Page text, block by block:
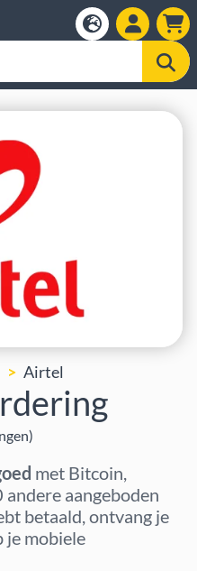
Airtel
)
met Bitcoin,
aangeboden
betaald, ontvang je
je mobiele